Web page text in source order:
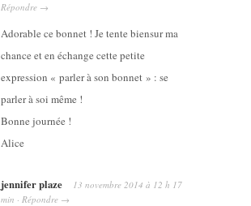
Répondre →
Adorable ce bonnet ! Je tente biensur ma
chance et en échange cette petite
expression « parler à son bonnet » : se
parler à soi même !
Bonne journée !
Alice
jennifer plaze 13 novembre 2014 à 12 h 17
min · Répondre →